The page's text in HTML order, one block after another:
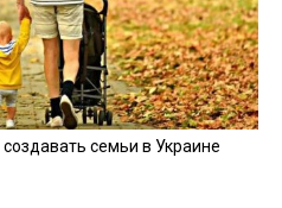
семьи в Украине